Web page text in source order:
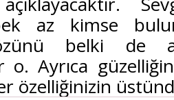
az kimse
belki de
o. Ayrıca
özelliğinizin